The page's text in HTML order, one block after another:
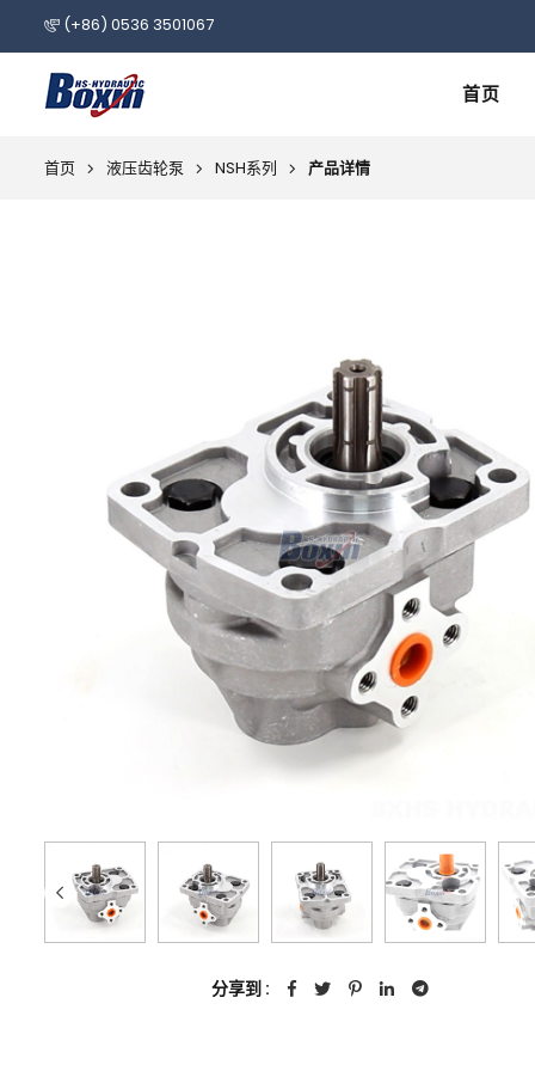
(+86) 0536 3501067
首页
首页 液压齿轮泵 NSH系列 产品详情
分享到 :